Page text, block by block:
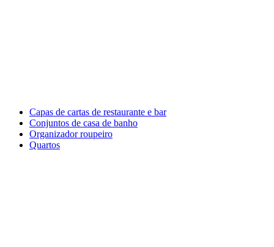
Capas de cartas de restaurante e bar
Conjuntos de casa de banho
Organizador roupeiro
Quartos